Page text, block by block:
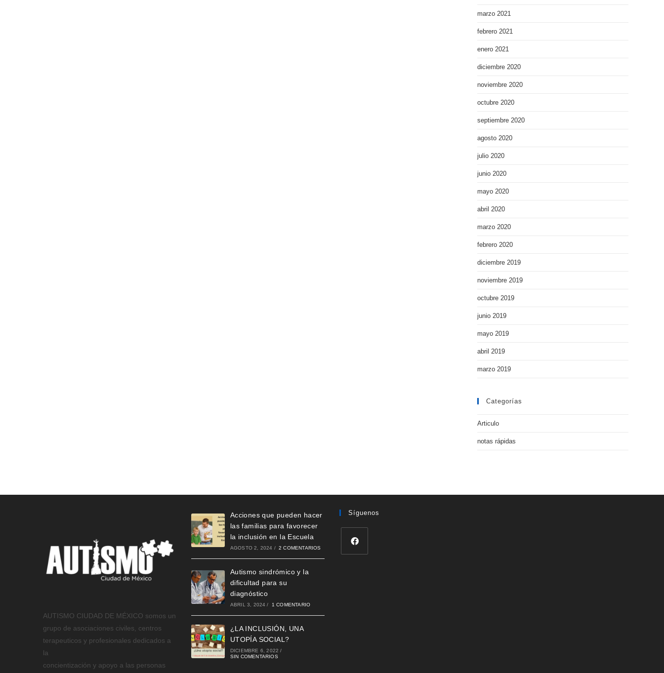
marzo 2021
febrero 2021
enero 2021
diciembre 2020
noviembre 2020
octubre 2020
septiembre 2020
agosto 2020
julio 2020
junio 2020
mayo 2020
abril 2020
marzo 2020
febrero 2020
diciembre 2019
noviembre 2019
octubre 2019
junio 2019
mayo 2019
abril 2019
marzo 2019
Categorías
Articulo
notas rápidas
AUTISMO CIUDAD DE MÉXICO somos un
grupo de asociaciones civiles, centros
terapeuticos y profesionales dedicados a
la
concientización y apoyo a las personas
Acciones que pueden hacer
las familias para favorecer
la inclusión en la Escuela
AGOSTO 2, 2024 / 2 COMENTARIOS
Autismo sindrómico y la
dificultad para su
diagnóstico
ABRIL 3, 2024 / 1 COMENTARIO
¿LA INCLUSIÓN, UNA
UTOPÍA SOCIAL?
DICIEMBRE 6, 2022 /
SIN COMENTARIOS
Síguenos